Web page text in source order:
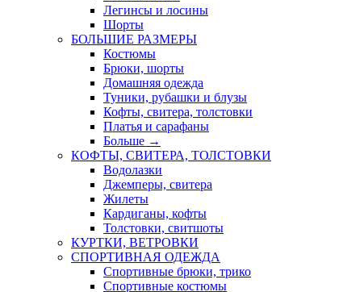
Легинсы и лосины
Шорты
БОЛЬШИЕ РАЗМЕРЫ
Костюмы
Брюки, шорты
Домашняя одежда
Туники, рубашки и блузы
Кофты, свитера, толстовки
Платья и сарафаны
Больше →
КОФТЫ, СВИТЕРА, ТОЛСТОВКИ
Водолазки
Джемперы, свитера
Жилеты
Кардиганы, кофты
Толстовки, свитшоты
КУРТКИ, ВЕТРОВКИ
СПОРТИВНАЯ ОДЕЖДА
Спортивные брюки, трико
Спортивные костюмы